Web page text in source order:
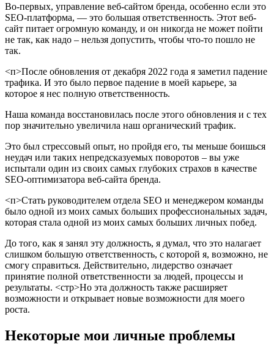
Во-первых, управление веб-сайтом бренда, особенно если это
SEO-платформа, — это большая ответственность. Этот веб-
сайт питает огромную команду, и он никогда не может пойти
не так, как надо – нельзя допустить, чтобы что-то пошло не
так.
<п>После обновления от декабря 2022 года я заметил падение
трафика. И это было первое падение в моей карьере, за
которое я нес полную ответственность.
Наша команда восстановилась после этого обновления и с тех
пор значительно увеличила наш органический трафик.
Это был стрессовый опыт, но пройдя его, ты меньше боишься
неудач или таких непредсказуемых поворотов – вы уже
испытали один из своих самых глубоких страхов в качестве
SEO-оптимизатора веб-сайта бренда.
<п>Стать руководителем отдела SEO и менеджером команды
было одной из моих самых больших профессиональных задач,
которая стала одной из моих самых больших личных побед.
До того, как я занял эту должность, я думал, что это налагает
слишком большую ответственность, с которой я, возможно, не
смогу справиться. Действительно, лидерство означает
принятие полной ответственности за людей, процессы и
результаты. <стр>Но эта должность также расширяет
возможности и открывает новые возможности для моего
роста.
Некоторые мои личные проблемы